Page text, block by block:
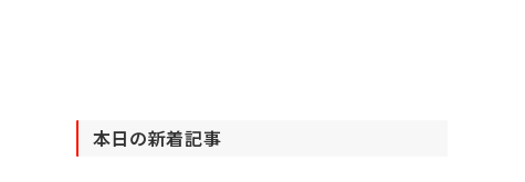
本日の新着記事